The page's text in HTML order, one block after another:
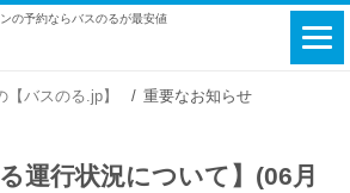
の予約ならバスのるが最安値
バスのる.jp】 重要なお知らせ
運行状況について】(06月